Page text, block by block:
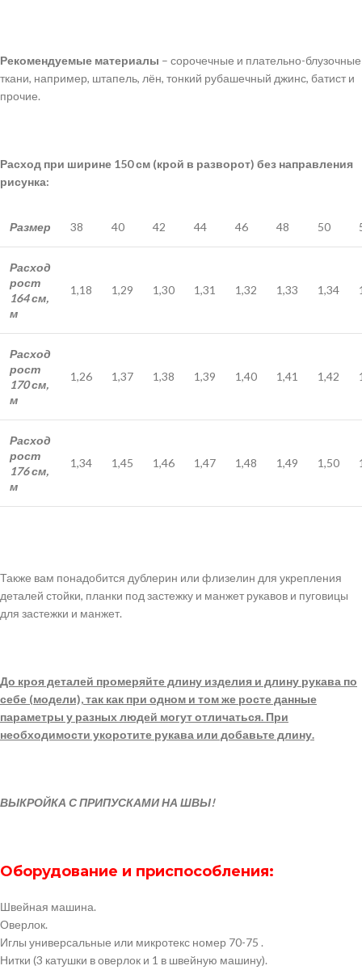
Рекомендуемые материалы – сорочечные и плательно-блузочные
ткани, например, штапель, лён, тонкий рубашечный джинс, батист и
прочие.
Расход при ширине 150 см (крой в разворот) без направления
рисунка:
Размер 38 40 42 44 46 48 50
Расход
рост
164 см,
м
1,18 1,29 1,30 1,31 1,32 1,33 1,34
Расход
рост
170 см,
м
1,26 1,37 1,38 1,39 1,40 1,41 1,42
Расход
рост
176 см,
м
1,34 1,45 1,46 1,47 1,48 1,49 1,50
Также вам понадобится дублерин или флизелин для укрепления
деталей стойки, планки под застежку и манжет рукавов и пуговицы
для застежки и манжет.
До кроя деталей промеряйте длину изделия и длину рукава по
себе (модели), так как при одном и том же росте данные
параметры у разных людей могут отличаться. При
необходимости укоротите рукава или добавьте длину.
ВЫКРОЙКА С ПРИПУСКАМИ НА ШВЫ!
Оборудование и приспособления:
Швейная машина.
Оверлок.
Иглы универсальные или микротекс номер 70-75 .
Нитки (3 катушки в оверлок и 1 в швейную машину).